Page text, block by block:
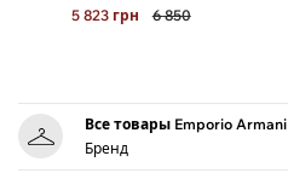
5 823 грн 6 850
Все товары Emporio Armani
Бренд